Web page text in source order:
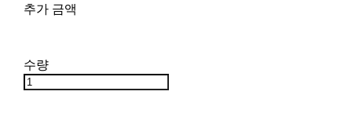
추가 금액
수량